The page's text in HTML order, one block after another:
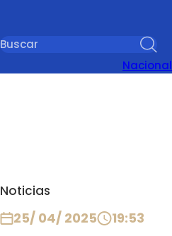
Nacional
Noticias
25/ 04/ 2025 19:53